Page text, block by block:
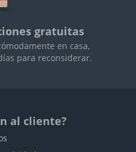
gratuitas
en casa,
para reconsiderar.
al cliente?